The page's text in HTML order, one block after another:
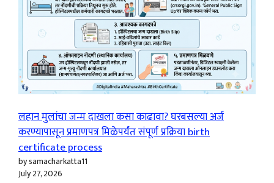
लहान मुलांचा जन्म दाखला कसा काढावा? घरबसल्या अर्ज
करण्यापासून प्रमाणपत्र मिळेपर्यंत संपूर्ण प्रक्रिया birth
certificate process
by samacharkatta11
July 27, 2026